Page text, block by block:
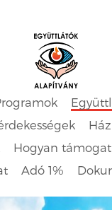
Hogyan
Adó 1%